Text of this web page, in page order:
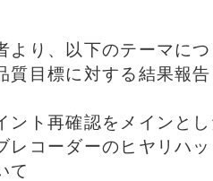
より、以下のテーマに
目標に対する結果報
ト再確認をメインと
コーダーのヒヤリハ
て